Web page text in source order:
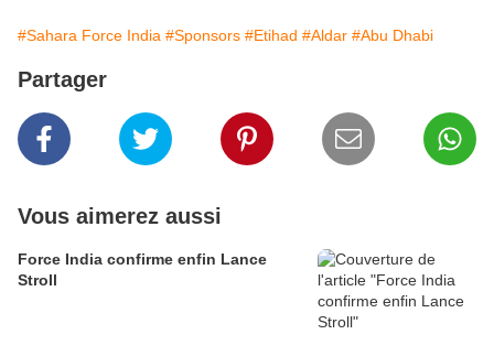
#Sahara Force India #Sponsors #Etihad #Aldar #Abu Dhabi
Partager
Vous aimerez aussi
Force India confirme enfin Lance
Stroll